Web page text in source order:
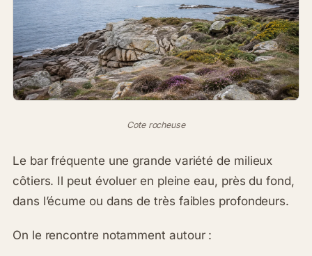
Cote rocheuse
Le bar fréquente une grande variété de milieux
côtiers. Il peut évoluer en pleine eau, près du fond,
dans l’écume ou dans de très faibles profondeurs.
On le rencontre notamment autour :